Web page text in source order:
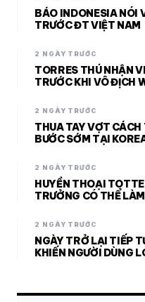
BÁO INDONESIA NÓI
TRƯỚC ĐT VIỆT NAM
2 NGÀY TRƯỚC
TORRES THÚ NHẬN
TRƯỚC KHI VÔ ĐỊCH
2 NGÀY TRƯỚC
THUA TAY VỢT
BƯỚC SỚM TẠI
2 NGÀY TRƯỚC
HUYỀN THOẠI
TRƯỞNG CÓ THỂ
2 NGÀY TRƯỚC
NGÀY TRỞ LẠI TIẾP
KHIẾN NGƯỜI DÙNG